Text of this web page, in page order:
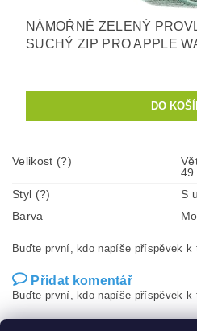
NÁMOŘNĚ ZELENÝ
SUCHÝ ZIP PRO APPLE
Velikost (?)
49
Styl (?)
S
Barva
Buďte první, kdo napíše příspěvek k
Přidat komentář
Buďte první, kdo napíše příspěvek k